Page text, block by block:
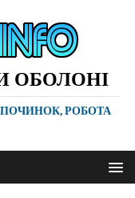
ОБОЛОНІ
РОБОТА